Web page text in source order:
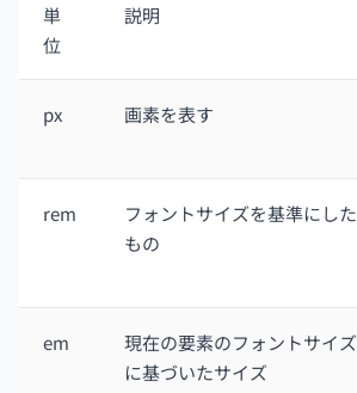
単
位
説明
px 画素を表す
rem
フォントサイズを基準にした
もの
em
現在の要素のフォントサイズ
に基づいたサイズ